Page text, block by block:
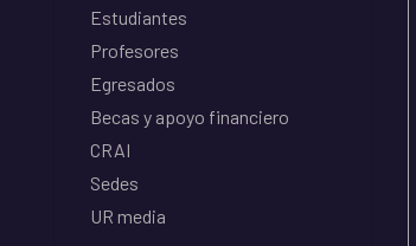
Estudiantes
Profesores
Egresados
Becas y apoyo financiero
CRAI
Sedes
UR media